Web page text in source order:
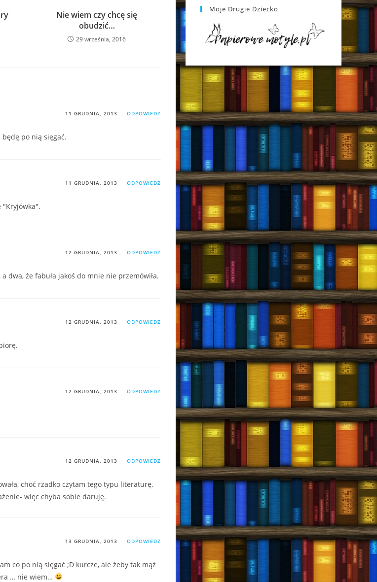
Nie wiem czy chcę się
obudzić…
29 września, 2016
11 GRUDNIA, 2013 ODPOWIEDZ
po nią sięgać.
11 GRUDNIA, 2013 ODPOWIEDZ
"Kryjówka".
12 GRUDNIA, 2013 ODPOWIEDZ
dwa, że fabuła jakoś do mnie nie przemówiła.
12 GRUDNIA, 2013 ODPOWIEDZ
12 GRUDNIA, 2013 ODPOWIEDZ
12 GRUDNIA, 2013 ODPOWIEDZ
choć rzadko czytam tego typu literaturę,
więc chyba sobie daruję.
13 GRUDNIA, 2013 ODPOWIEDZ
co po nią sięgać ;D kurcze, ale żeby tak mąż
… nie wiem…
Moje Drugie Dziecko